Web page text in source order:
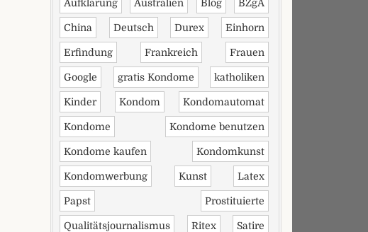
Aufklärung Australien Blog BZgA
China Deutsch Durex Einhorn
Erfindung Frankreich Frauen
Google gratis Kondome katholiken
Kinder Kondom Kondomautomat
Kondome Kondome benutzen
Kondome kaufen Kondomkunst
Kondomwerbung Kunst Latex
Papst Prostituierte
Qualitätsjournalismus Ritex Satire